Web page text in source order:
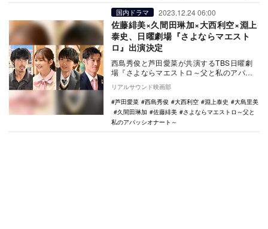
国内ドラマ 2023.12.24 06:00
佐藤緋美×久間田琳加×大西利空×淵上
泰史、日曜劇場『さよならマエスト
ロ』出演決定
西島秀俊と芦田愛菜が共演するTBS日曜劇
場『さよならマエストロ～父と私のアパッ
シオナート～』に、佐藤緋美、久間田琳
加、大西利空、…
リアルサウンド映画部
芦田愛菜
西島秀俊 大西利空 淵上泰史
大島里美
久間田琳加
佐藤緋美
さよならマエストロ～父と
私のアパッシオナート～